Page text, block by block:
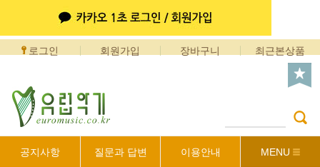
로그인 회원가입 장바구니 최근본상품
공지사항 질문과 답변 이용안내 MENU